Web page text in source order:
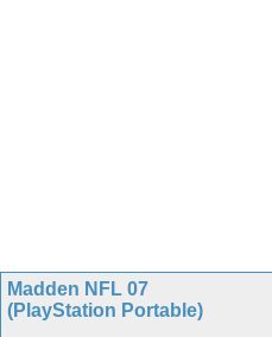
Madden NFL 07
(PlayStation Portable)